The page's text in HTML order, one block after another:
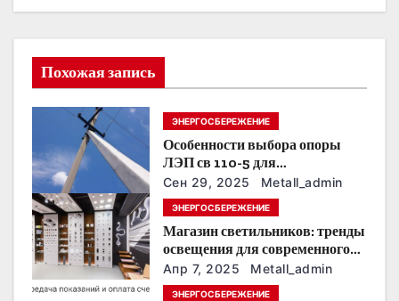
и
я
о
з
а
п
Похожая запись
ЭНЕРГОСБЕРЕЖЕНИЕ
Особенности выбора опоры
ЛЭП св 110-5 для
строительства электросетей
Сен 29, 2025 Metall_admin
ЭНЕРГОСБЕРЕЖЕНИЕ
Магазин светильников: тренды
освещения для современного
интерьера
Апр 7, 2025 Metall_admin
ЭНЕРГОСБЕРЕЖЕНИЕ